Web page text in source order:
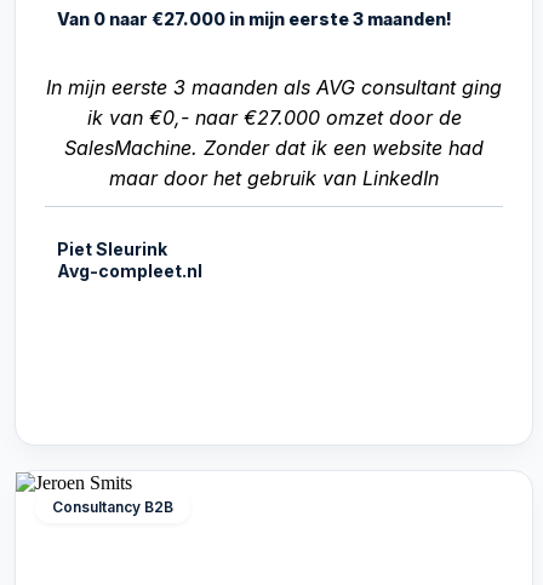
Van 0 naar €27.000 in mijn eerste 3 maanden!
In mijn eerste 3 maanden als AVG consultant ging
ik van €0,- naar €27.000 omzet door de
SalesMachine. Zonder dat ik een website had
maar door het gebruik van LinkedIn
Piet Sleurink
Avg-compleet.nl
Consultancy B2B